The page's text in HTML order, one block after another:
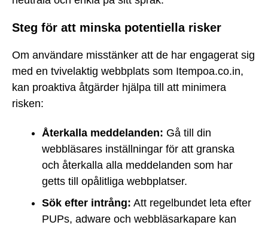
Steg för att minska potentiella risker
Om användare misstänker att de har engagerat sig
med en tvivelaktig webbplats som Itempoa.co.in,
kan proaktiva åtgärder hjälpa till att minimera
risken:
Återkalla meddelanden: Gå till din
webbläsares inställningar för att granska
och återkalla alla meddelanden som har
getts till opålitliga webbplatser.
Sök efter intrång: Att regelbundet leta efter
PUPs, adware och webbläsarkapare kan